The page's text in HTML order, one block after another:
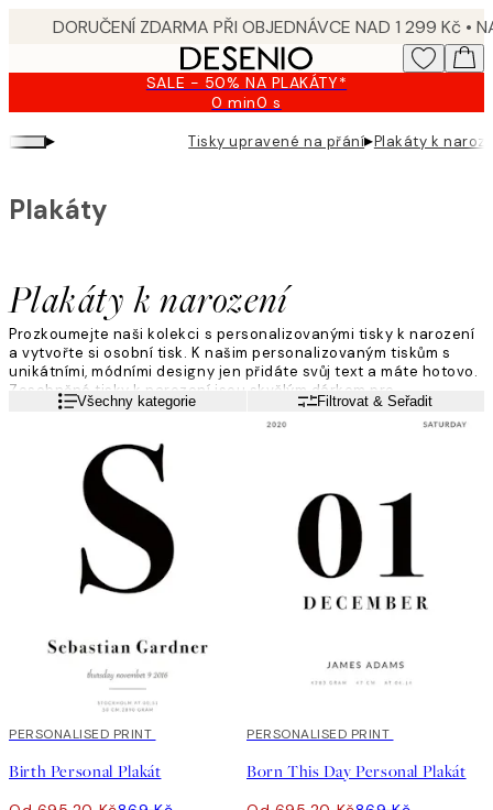
SALE - 50% NA PLAKÁTY*
0 min0 s
Platné
2026-
▸ Tisky upravené na přání▸Plakáty k
Plakáty k narození
Plakáty
Prozkoumejte naši kolekci s personalizovanými tisky k narození
a vytvořte si osobní tisk. K našim personalizovaným tiskům s
unikátními, módními designy jen přidáte svůj text a máte hotovo.
Zosobněné tisky k narození jsou skvělým dárkem pro
novorozence, kamarády i rodinu. Najděte svůj oblíbený motiv,
přidejte svou zprávu a máte hotovo.
Přečtěte si víceVšechny kategorie Filtrovat & Seřadit
20%*
PERSONALISED PRINT
Birth Personal Plakát
20%*
PERSONALISED PRINT
Born This Day Personal Plakát